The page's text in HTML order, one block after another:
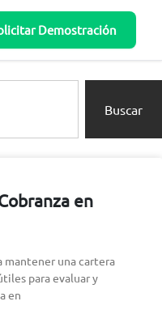
Demostración
Buscar
en
mantener una cartera
para evaluar y
en